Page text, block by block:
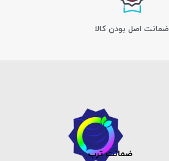
ﺿﻤﺎﻧﺖ اﺻﻞ ﺑﻮدن ﮐﺎﻟﺎ
ضمانت ترب